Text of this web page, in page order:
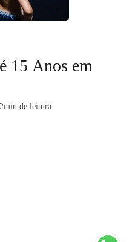
15 Anos em
2min de leitura